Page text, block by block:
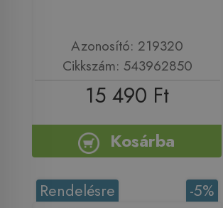
Azonosító: 219320
Cikkszám: 543962850
15 490 Ft
Kosárba
-5%
Rendelésre